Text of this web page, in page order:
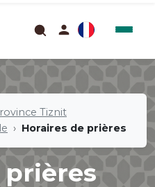
Tiznit
Horaires de prières
prières